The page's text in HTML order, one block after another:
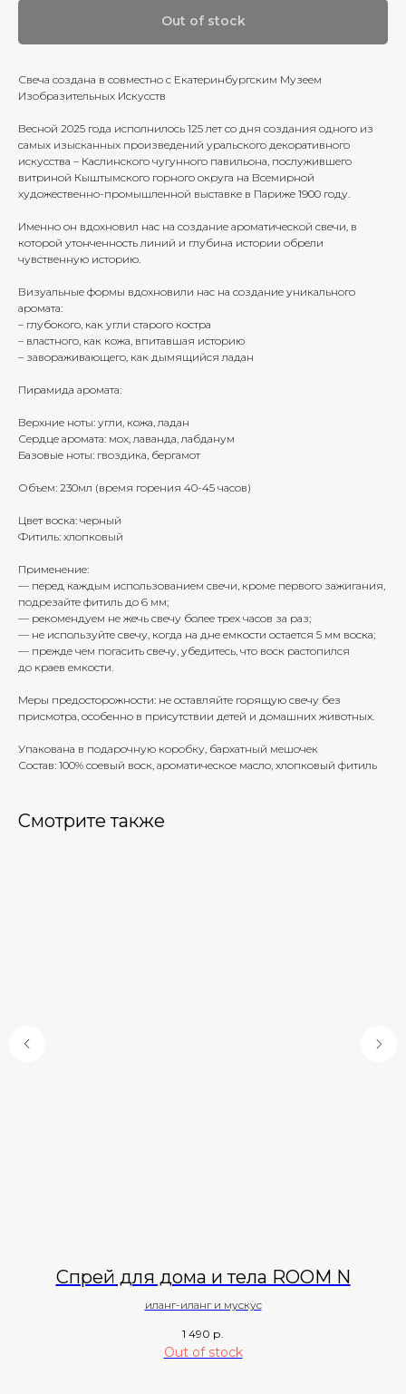
Out of stock
Свеча создана в совместно с Екатеринбургским Музеем
Изобразительных Искусств
Весной 2025 года исполнилось 125 лет со дня создания одного из
самых изысканных произведений уральского декоративного
искусства – Каслинского чугунного павильона, послужившего
витриной Кыштымского горного округа на Всемирной
художественно-промышленной выставке в Париже 1900 году.
Именно он вдохновил нас на создание ароматической свечи, в
которой утонченность линий и глубина истории обрели
чувственную историю.
Визуальные формы вдохновили нас на создание уникального
аромата:
– глубокого, как угли старого костра
– властного, как кожа, впитавшая историю
– завораживающего, как дымящийся ладан
Пирамида аромата:
Верхние ноты: угли, кожа, ладан
Сердце аромата: мох, лаванда, лабданум
Базовые ноты: гвоздика, бергамот
Объем: 230мл (время горения 40-45 часов)
Цвет воска: черный
Фитиль: хлопковый
Применение:
— перед каждым использованием свечи, кроме первого зажигания,
подрезайте фитиль до 6 мм;
— рекомендуем не жечь свечу более трех часов за раз;
— не используйте свечу, когда на дне емкости остается 5 мм воска;
— прежде чем погасить свечу, убедитесь, что воск растопился
до краев емкости.
Меры предосторожности: не оставляйте горящую свечу без
присмотра, особенно в присутствии детей и домашних животных.
Упакована в подарочную коробку, бархатный мешочек
Состав: 100% соевый воск, ароматическое масло, хлопковый фитиль
Смотрите также
Спрей для дома и тела ROOM N
иланг-иланг и мускус
1 490 р.
Out of stock